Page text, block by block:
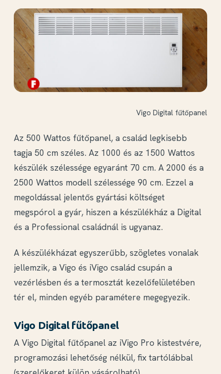
Vigo Digital fűtőpanel
Az 500 Wattos fűtőpanel, a család legkisebb
tagja 50 cm széles. Az 1000 és az 1500 Wattos
készülék szélessége egyaránt 70 cm. A 2000 és a
2500 Wattos modell szélessége 90 cm. Ezzel a
megoldással jelentős gyártási költséget
megspórol a gyár, hiszen a készülékház a Digital
és a Professional családnál is ugyanaz.
A készülékházat egyszerűbb, szögletes vonalak
jellemzik, a Vigo és iVigo család csupán a
vezérlésben és a termosztát kezelőfelületében
tér el, minden egyéb paramétere megegyezik.
Vigo Digital fűtőpanel
A Vigo Digital fűtőpanel az iVigo Pro kistestvére,
programozási lehetőség nélkül, fix tartólábbal